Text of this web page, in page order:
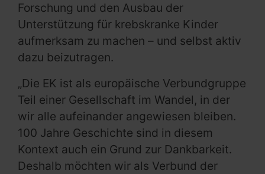
Forschung und den Ausbau der
Unterstützung für krebskranke Kinder
aufmerksam zu machen – und selbst aktiv
dazu beizutragen.
„Die EK ist als europäische Verbundgruppe
Teil einer Gesellschaft im Wandel, in der
wir alle aufeinander angewiesen bleiben.
100 Jahre Geschichte sind in diesem
Kontext auch ein Grund zur Dankbarkeit.
Deshalb möchten wir als Verbund der